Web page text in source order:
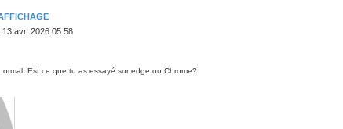
13 avr. 2026 05:58
Est ce que tu as essayé sur edge ou Chrome?